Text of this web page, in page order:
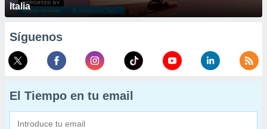
Italia
Síguenos
El Tiempo en tu email